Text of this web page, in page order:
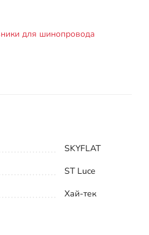
для шинопровода
SKYFLAT
ST Luce
Хай-тек